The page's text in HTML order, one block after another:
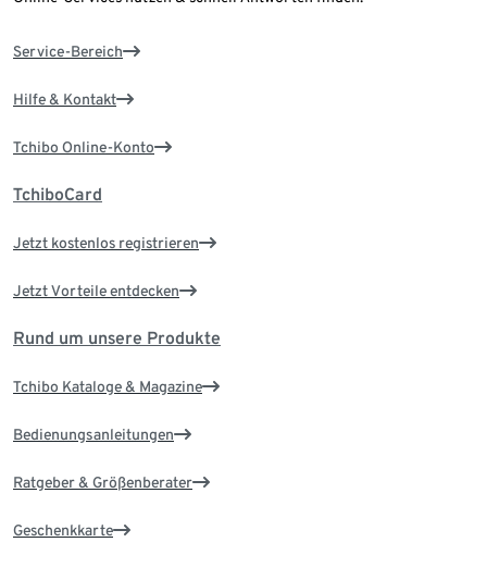
Service-Bereich
Hilfe & Kontakt
Tchibo Online-Konto
TchiboCard
Jetzt kostenlos registrieren
Jetzt Vorteile entdecken
Rund um unsere Produkte
Tchibo Kataloge & Magazine
Bedienungsanleitungen
Ratgeber & Größenberater
Geschenkkarte